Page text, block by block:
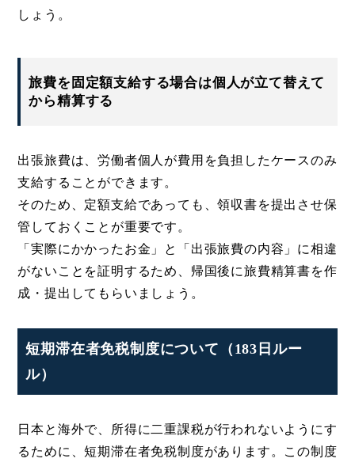
しょう。
旅費を固定額支給する場合は個人が立て替えて
から精算する
出張旅費は、労働者個人が費用を負担したケースのみ
支給することができます。
そのため、定額支給であっても、領収書を提出させ保
管しておくことが重要です。
「実際にかかったお金」と「出張旅費の内容」に相違
がないことを証明するため、帰国後に旅費精算書を作
成・提出してもらいましょう。
短期滞在者免税制度について（183日ルー
ル）
日本と海外で、所得に二重課税が行われないようにす
るために、短期滞在者免税制度があります。この制度